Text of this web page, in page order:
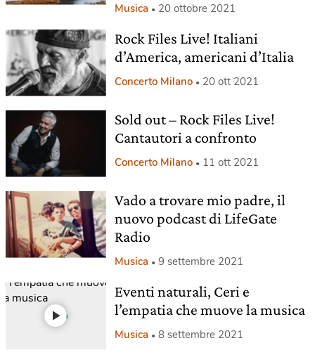
Musica 20 ottobre 2021
Rock Files Live! Italiani
d’America, americani d’Italia
Concerto Milano 20 ott 2021
Sold out – Rock Files Live!
Cantautori a confronto
Concerto Milano 11 ott 2021
Vado a trovare mio padre, il
nuovo podcast di LifeGate
Radio
Musica 9 settembre 2021
Eventi naturali, Ceri e
l’empatia che muove la musica
Musica 8 settembre 2021